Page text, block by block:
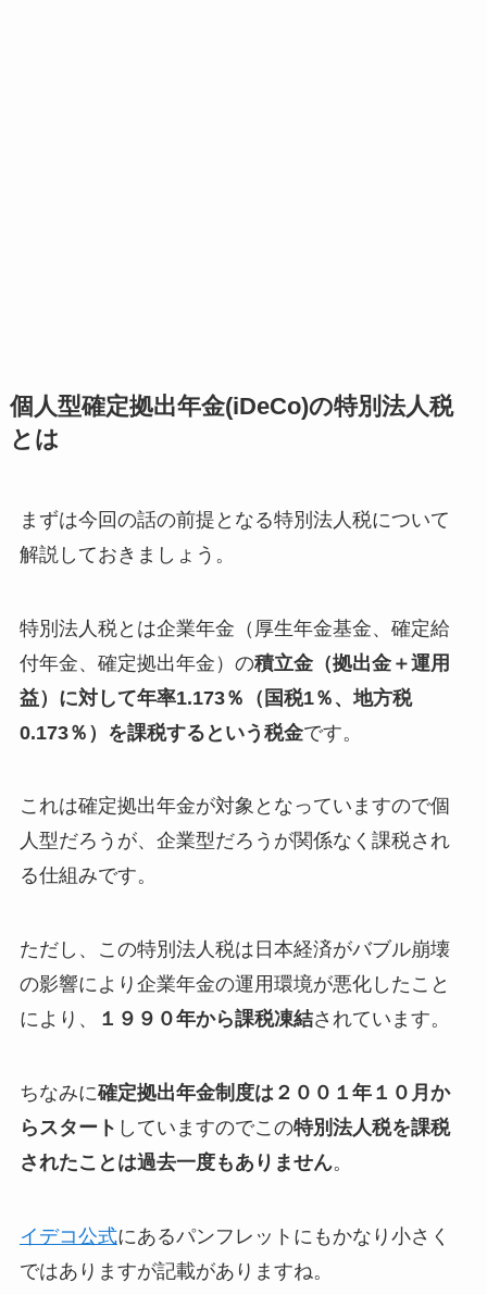
個人型確定拠出年金(iDeCo)の特別法人税
とは
まずは今回の話の前提となる特別法人税について
解説しておきましょう。
特別法人税とは企業年金（厚生年金基金、確定給
付年金、確定拠出年金）の積立金（拠出金＋運用
益）に対して年率1.173％（国税1％、地方税
0.173％）を課税するという税金です。
これは確定拠出年金が対象となっていますので個
人型だろうが、企業型だろうが関係なく課税され
る仕組みです。
ただし、この特別法人税は日本経済がバブル崩壊
の影響により企業年金の運用環境が悪化したこと
により、
１９９０年から課税凍結されています。
ちなみに確定拠出年金制度は２００１年１０月か
らスタート していますのでこの特別法人税を課税
されたことは過去一度もありません。
イデコ公式にあるパンフレットにもかなり小さく
ではありますが記載がありますね。